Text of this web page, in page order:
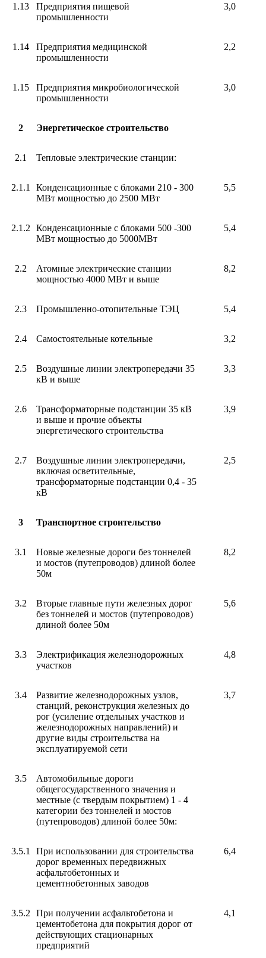
1.13
Предприятия пищевой
промышленности
3,0
1.14
Предприятия медицинской
промышленности
2,2
1.15
Предприятия микробиологической
промышленности
3,0
2 Энергетическое строительство
2.1 Тепловые электрические станции:
2.1.1
Конденсационные с блоками 210 - 300
МВт мощностью до 2500 МВт
5,5
2.1.2
Конденсационные с блоками 500 -300
МВт мощностью до 5000МВт
5,4
2.2
Атомные электрические станции
мощностью 4000 МВт и выше
8,2
2.3 Промышленно-отопительные ТЭЦ 5,4
2.4 Самостоятельные котельные 3,2
2.5
Воздушные линии электропередачи 35
кВ и выше
3,3
2.6
Трансформаторные подстанции 35 кВ
и выше и прочие объекты
энергетического строительства
3,9
2.7
Воздушные линии электропередачи,
включая осветительные,
трансформаторные подстанции 0,4 - 35
кВ
2,5
3 Транспортное строительство
3.1
Новые железные дороги без тоннелей
и мостов (путепроводов) длиной более
50м
8,2
3.2
Вторые главные пути железных дорог
без тоннелей и мостов (путепроводов)
длиной более 50м
5,6
3.3
Электрификация железнодорожных
участков
4,8
3.4
Развитие железнодорожных узлов,
станций, реконструкция железных до
рог (усиление отдельных участков и
железнодорожных направлений) и
другие виды строительства на
эксплуатируемой сети
3,7
3.5
Автомобильные дороги
общегосударственного значения и
местные (с твердым покрытием) 1 - 4
категории без тоннелей и мостов
(путепроводов) длиной более 50м:
3.5.1
При использовании для строительства
дорог временных передвижных
асфальтобетонных и
цементнобетонных заводов
6,4
3.5.2
При получении асфальтобетона и
цементобетона для покрытия дорог от
действующих стационарных
предприятий
4,1